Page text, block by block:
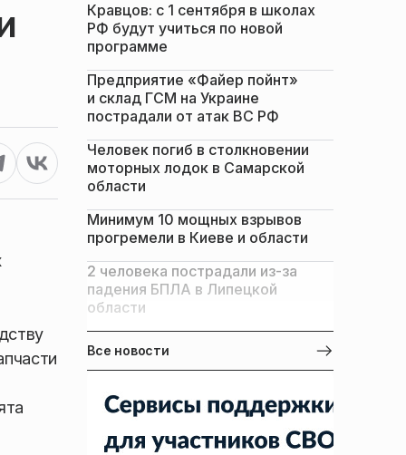
Кравцов: с 1 сентября в школах
РФ будут учиться по новой
программе
Предприятие «Файер пойнт»
и склад ГСМ на Украине
пострадали от атак ВС РФ
Человек погиб в столкновении
моторных лодок в Самарской
области
Минимум 10 мощных взрывов
прогремели в Киеве и области
2 человека пострадали из-за
падения БПЛА в Липецкой
области
Все новости